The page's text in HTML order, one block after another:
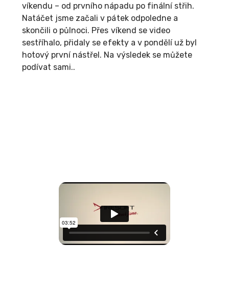
víkendu – od prvního nápadu po finální střih.
Natáčet jsme začali v pátek odpoledne a
skončili o půlnoci. Přes víkend se video
sestříhalo, přidaly se efekty a v pondělí už byl
hotový první nástřel. Na výsledek se můžete
podívat sami..